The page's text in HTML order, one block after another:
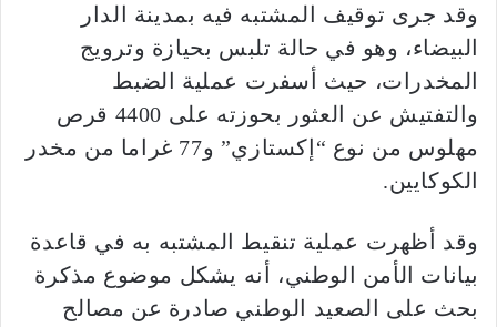
وقد جرى توقيف المشتبه فيه بمدينة الدار
البيضاء، وهو في حالة تلبس بحيازة وترويج
المخدرات، حيث أسفرت عملية الضبط
والتفتيش عن العثور بحوزته على 4400 قرص
مهلوس من نوع “إكستازي” و77 غراما من مخدر
الكوكايين.
وقد أظهرت عملية تنقيط المشتبه به في قاعدة
بيانات الأمن الوطني، أنه يشكل موضوع مذكرة
بحث على الصعيد الوطني صادرة عن مصالح